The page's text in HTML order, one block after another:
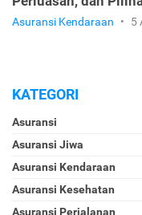
Asuransi Kendaraan • 5
KATEGORI
Asuransi
Asuransi Jiwa
Asuransi Kendaraan
Asuransi Kesehatan
Asuransi Perjalanan